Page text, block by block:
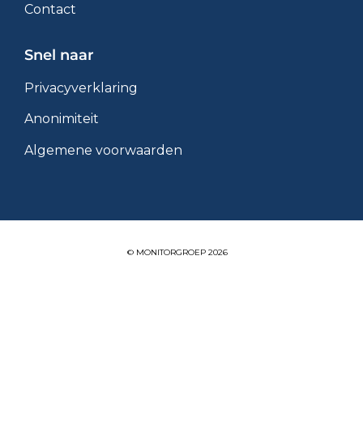
Contact
Snel naar
Privacyverklaring
Anonimiteit
Algemene voorwaarden
© MONITORGROEP 2026